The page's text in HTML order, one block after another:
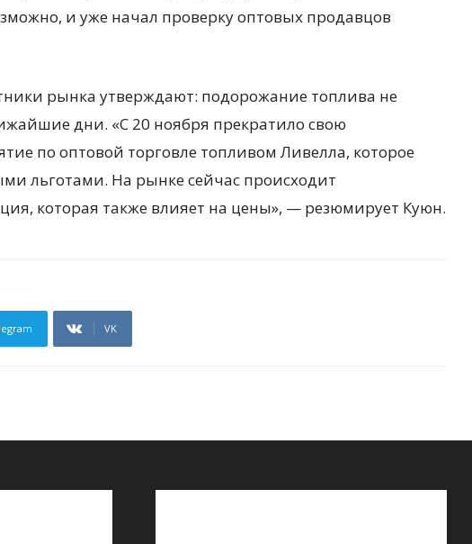
и уже начал проверку оптовых продавцов
рынка утверждают: подорожание топлива не
дни. «С 20 ноября прекратило свою
по оптовой торговле топливом Ливелла, которое
льготами. На рынке сейчас происходит
которая также влияет на цены», — резюмирует Куюн.
VK